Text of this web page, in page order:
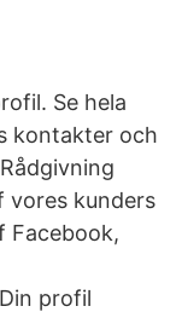
Se hela
kontakter och
vores kunders
Facebook,
profil